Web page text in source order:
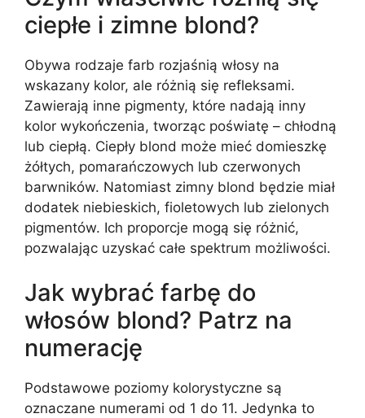
ciepłe i zimne blond?
Obywa rodzaje farb rozjaśnią włosy na
wskazany kolor, ale różnią się refleksami.
Zawierają inne pigmenty, które nadają inny
kolor wykończenia, tworząc poświatę – chłodną
lub ciepłą. Ciepły blond może mieć domieszkę
żółtych, pomarańczowych lub czerwonych
barwników. Natomiast zimny blond będzie miał
dodatek niebieskich, fioletowych lub zielonych
pigmentów. Ich proporcje mogą się różnić,
pozwalając uzyskać całe spektrum możliwości.
Jak wybrać farbę do
włosów blond? Patrz na
numerację
Podstawowe poziomy kolorystyczne są
oznaczane numerami od 1 do 11. Jedynka to